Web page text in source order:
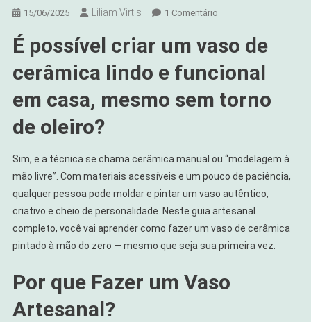
15/06/2025 Liliam Virtis 1 ComentárioEm
Fazer
Vaso
De
Cerâmica
Mão
É possível criar um vaso de
cerâmica lindo e funcional
em casa, mesmo sem torno
de oleiro?
Sim, e a técnica se chama cerâmica manual ou “modelagem à
mão livre”. Com materiais acessíveis e um pouco de paciência,
qualquer pessoa pode moldar e pintar um vaso autêntico,
criativo e cheio de personalidade. Neste guia artesanal
completo, você vai aprender como fazer um vaso de cerâmica
pintado à mão do zero — mesmo que seja sua primeira vez.
Por que Fazer um Vaso
Artesanal?